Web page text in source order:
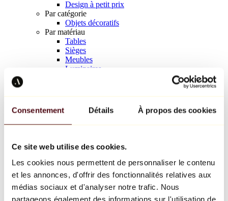
Consentement Détails À propos des cookies
Ce site web utilise des cookies.
Les cookies nous permettent de personnaliser le contenu
et les annonces, d'offrir des fonctionnalités relatives aux
médias sociaux et d'analyser notre trafic. Nous
partageons également des informations sur l'utilisation de
Design à petit prix
Par catégorie
Objets décoratifs
Par matériau
Tables
Sièges
Meubles
Luminaires
Richard Orlinski
Keith Haring
Jeff Koons
Jean-Michel Basquiat
Tous les designers
Œuvre de la semaine